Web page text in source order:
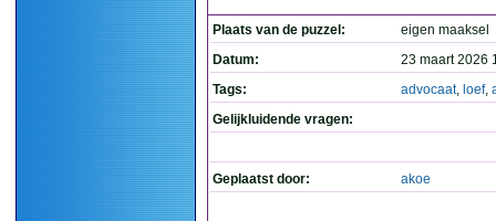
Plaats van de puzzel:
eigen maaksel
Datum:
23 maart 2026
Tags:
advocaat, loef,
Gelijkluidende vragen:
Geplaatst door: akoe